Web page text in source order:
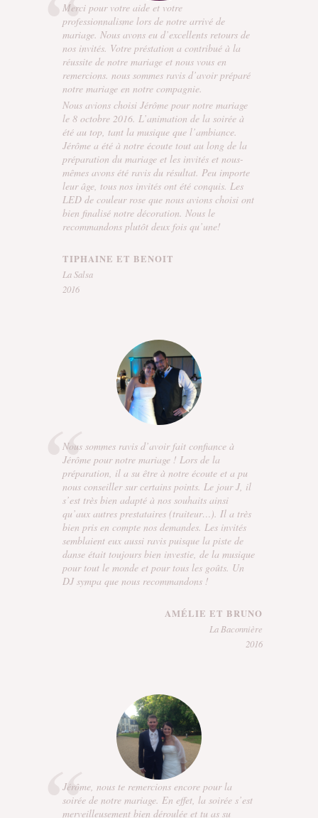
Merci pour votre aide et votre
professionnalisme lors de notre arrivé de
mariage. Nous avons eu d’excellents retours de
nos invités. Votre préstation a contribué à la
réussite de notre mariage et nous vous en
remercions. nous sommes ravis d’avoir préparé
notre mariage en notre compagnie.
Nous avions choisi Jérôme pour notre mariage
le 8 octobre 2016. L’animation de la soirée à
été au top, tant la musique que l’ambiance.
Jérôme a été à notre écoute tout au long de la
préparation du mariage et les invités et nous-
mêmes avons été ravis du résultat. Peu importe
leur âge, tous nos invités ont été conquis. Les
LED de couleur rose que nous avions choisi ont
bien finalisé notre décoration. Nous le
recommandons plutôt deux fois qu’une!
TIPHAINE ET BENOIT
La Salsa
2016
Nous sommes ravis d’avoir fait confiance à
Jérôme pour notre mariage ! Lors de la
préparation, il a su être à notre écoute et a pu
nous conseiller sur certains points. Le jour J, il
s’est très bien adapté à nos souhaits ainsi
qu’aux autres prestataires (traiteur…). Il a très
bien pris en compte nos demandes. Les invités
semblaient eux aussi ravis puisque la piste de
danse était toujours bien investie, de la musique
pour tout le monde et pour tous les goûts. Un
DJ sympa que nous recommandons !
AMÉLIE ET BRUNO
La Baconnière
2016
Jérôme, nous te remercions encore pour la
soirée de notre mariage. En effet, la soirée s’est
merveilleusement bien déroulée et tu as su